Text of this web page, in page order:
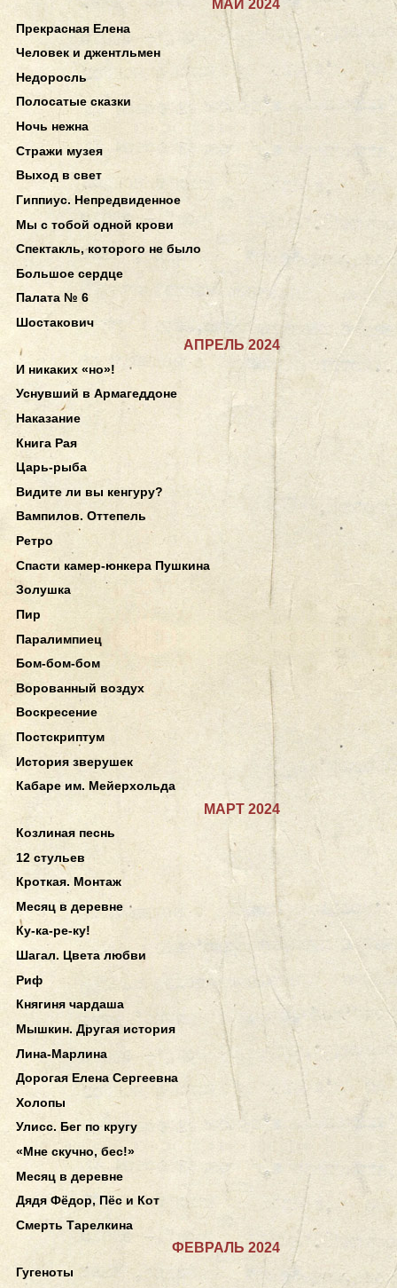
МАЙ 2024
Прекрасная Елена
Человек и джентльмен
Недоросль
Полосатые сказки
Ночь нежна
Стражи музея
Выход в свет
Гиппиус. Непредвиденное
Мы с тобой одной крови
Спектакль, которого не было
Большое сердце
Палата № 6
Шостакович
АПРЕЛЬ 2024
И никаких «но»!
Уснувший в Армагеддоне
Наказание
Книга Рая
Царь-рыба
Видите ли вы кенгуру?
Вампилов. Оттепель
Ретро
Спасти камер-юнкера Пушкина
Золушка
Пир
Паралимпиец
Бом-бом-бом
Ворованный воздух
Воскресение
Постскриптум
История зверушек
Кабаре им. Мейерхольда
МАРТ 2024
Козлиная песнь
12 стульев
Кроткая. Монтаж
Месяц в деревне
Ку-ка-ре-ку!
Шагал. Цвета любви
Риф
Княгиня чардаша
Мышкин. Другая история
Лина-Марлина
Дорогая Елена Сергеевна
Холопы
Улисс. Бег по кругу
«Мне скучно, бес!»
Месяц в деревне
Дядя Фёдор, Пёс и Кот
Смерть Тарелкина
ФЕВРАЛЬ 2024
Гугеноты